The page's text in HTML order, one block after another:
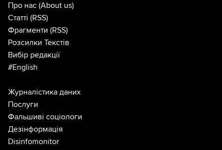
Про нас (About us)
Статті (RSS)
Фрагменти (RSS)
Розсилки Текстів
Вибір редакції
#English
Журналістика даних
Послуги
Фальшиві соціологи
Дезінформація
Disinfomonitor